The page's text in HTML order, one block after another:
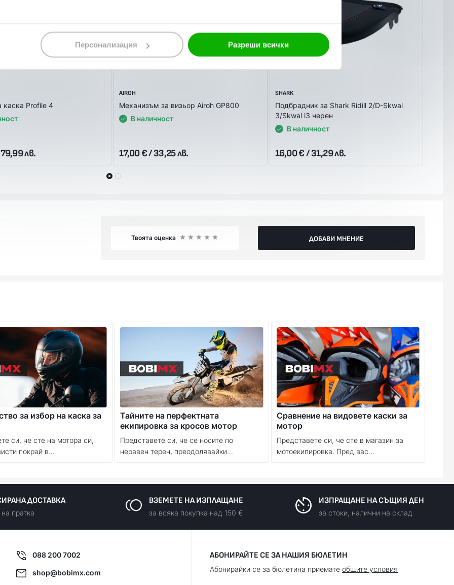
Персонализация Разреши всички
каска Profile 4
лв.
AIROH
Механизъм за визьор Airoh GP800
В наличност
17,00 € / 33,25 лв.
SHARK
Подбрадник за Shark Ridill 2/D-Skwal
3/Skwal i3 черен
В наличност
16,00 € / 31,29 лв.
Твоята оценка ДОБАВИ МНЕНИЕ
за избор на каска за
си, че сте на мотора си,
покрай в...
Тайните на перфектната
екипировка за кросов мотор
Представете си, че се носите по
неравен терен, преодолявайки...
Сравнение на видовете каски за
мотор
Представете си, че сте в магазин за
мотоекипировка. Пред вас...
ДОСТАВКА
пратка
ВЗЕМЕТЕ НА ИЗПЛАЩАНЕ
за всяка покупка над 150 €
ИЗПРАЩАНЕ НА СЪЩИЯ ДЕН
за стоки, налични на склад
088 200 7002
shop@bobimx.com
АБОНИРАЙТЕ СЕ ЗА НАШИЯ БЮЛЕТИН
Абонирайки се за бюлетина приемате общите условия